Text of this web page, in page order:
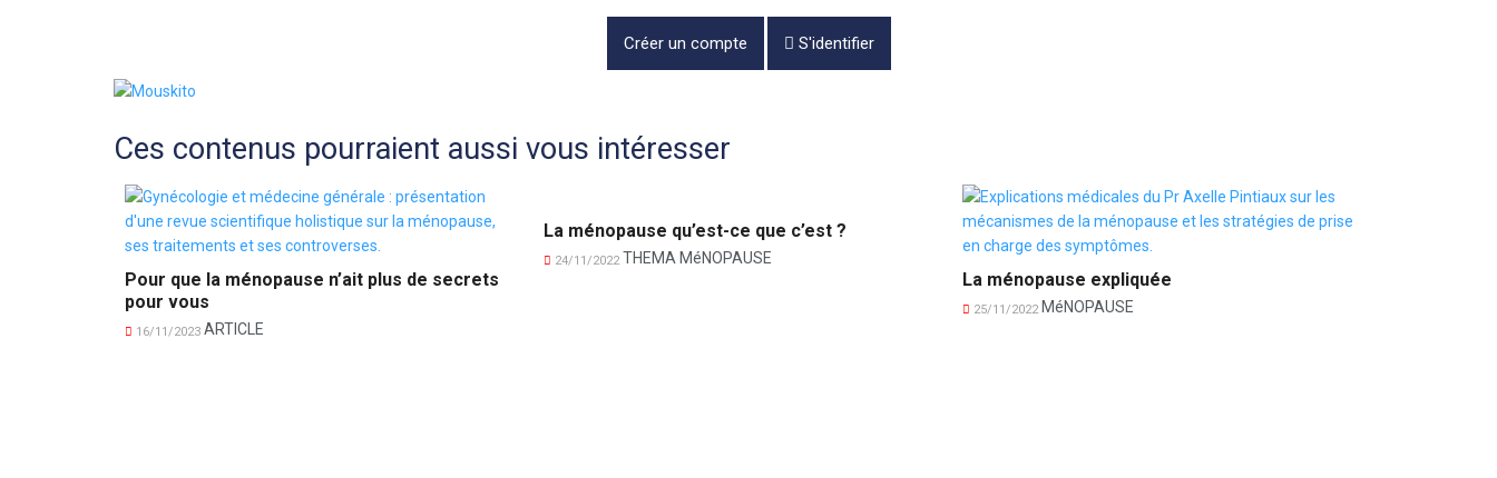
Créer un compte S'identifier
Ces contenus pourraient aussi vous intéresser
Pour que la ménopause n’ait plus de secrets
pour vous
16/11/2023 ARTICLE
La ménopause qu’est-ce que c’est ?
24/11/2022THEMA MéNOPAUSE
La ménopause expliquée
25/11/2022MéNOPAUSE